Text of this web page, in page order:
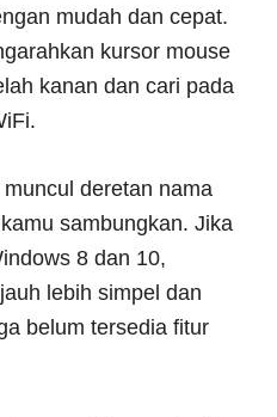
mudah dan cepat.
kursor mouse
kanan dan cari pada
deretan nama
sambungkan. Jika
8 dan 10,
lebih simpel dan
belum tersedia fitur